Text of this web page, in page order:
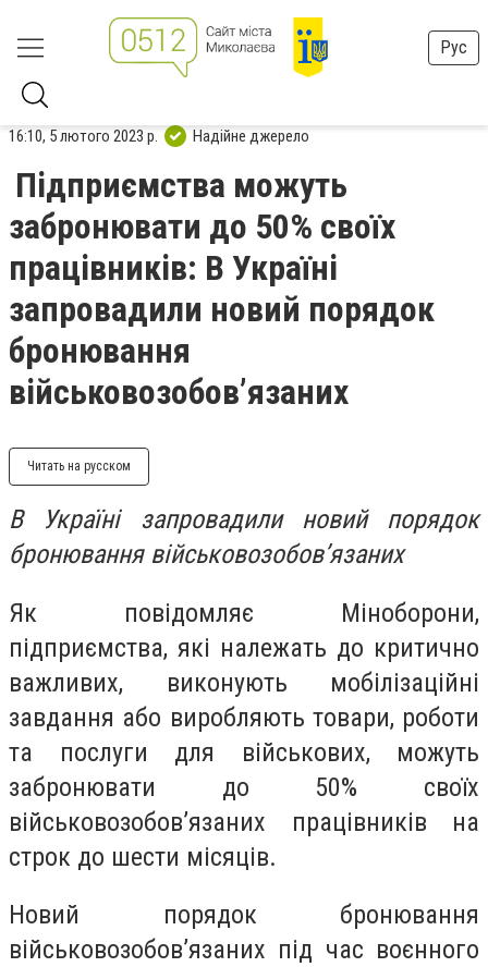
Рус
16:10, 5 лютого 2023 р. Надійне джерело
Підприємства можуть
забронювати до 50% своїх
працівників: В Україні
запровадили новий порядок
бронювання
військовозобов’язаних
Читать на русском
В Україні запровадили новий порядок
бронювання військовозобов’язаних
Як повідомляє Міноборони,
підприємства, які належать до критично
важливих, виконують мобілізаційні
завдання або виробляють товари, роботи
та послуги для військових, можуть
забронювати до 50% своїх
військовозобов’язаних працівників на
строк до шести місяців.
Новий порядок бронювання
військовозобов’язаних під час воєнного